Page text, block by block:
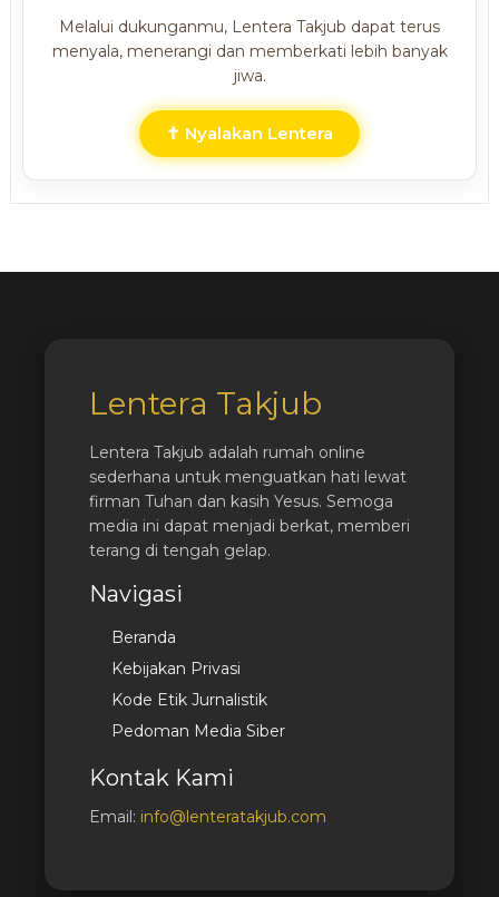
Melalui dukunganmu, Lentera Takjub dapat terus
menyala, menerangi dan memberkati lebih banyak
jiwa.
✝ Nyalakan Lentera
Lentera Takjub
Lentera Takjub adalah rumah online
sederhana untuk menguatkan hati lewat
firman Tuhan dan kasih Yesus. Semoga
media ini dapat menjadi berkat, memberi
terang di tengah gelap.
Navigasi
Beranda
Kebijakan Privasi
Kode Etik Jurnalistik
Pedoman Media Siber
Kontak Kami
Email: info@lenteratakjub.com